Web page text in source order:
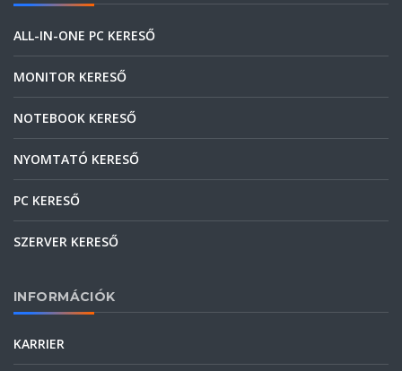
ALL-IN-ONE PC KERESŐ
MONITOR KERESŐ
NOTEBOOK KERESŐ
NYOMTATÓ KERESŐ
PC KERESŐ
SZERVER KERESŐ
INFORMÁCIÓK
KARRIER